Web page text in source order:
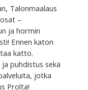
Talonmaalaus
–
ja hormin
Ennen katon
katto.
puhdistus sekä
jotka
Prolta!